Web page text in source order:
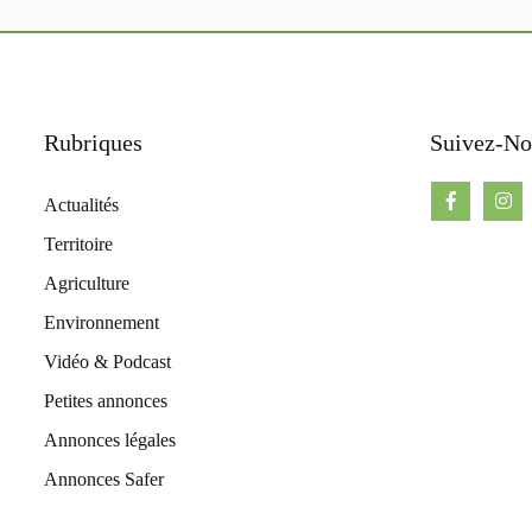
Rubriques
Actualités
Territoire
Agriculture
Environnement
Vidéo & Podcast
Petites annonces
Annonces légales
Annonces Safer
Suivez-